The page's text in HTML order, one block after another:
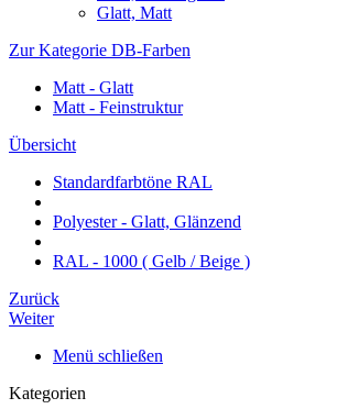
Glatt, Matt
Zur Kategorie DB-Farben
Matt - Glatt
Matt - Feinstruktur
Übersicht
Standardfarbtöne RAL
Polyester - Glatt, Glänzend
RAL - 1000 ( Gelb / Beige )
Zurück
Weiter
Menü schließen
Kategorien